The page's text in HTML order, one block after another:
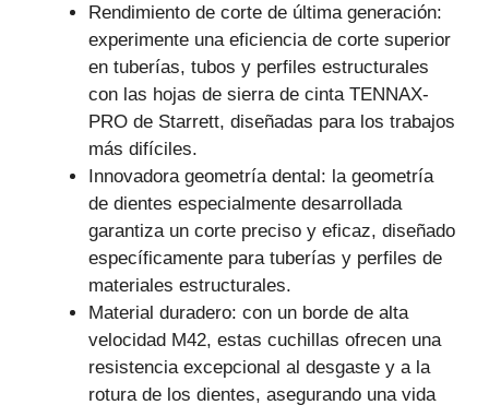
Rendimiento de corte de última generación:
experimente una eficiencia de corte superior
en tuberías, tubos y perfiles estructurales
con las hojas de sierra de cinta TENNAX-
PRO de Starrett, diseñadas para los trabajos
más difíciles.
Innovadora geometría dental: la geometría
de dientes especialmente desarrollada
garantiza un corte preciso y eficaz, diseñado
específicamente para tuberías y perfiles de
materiales estructurales.
Material duradero: con un borde de alta
velocidad M42, estas cuchillas ofrecen una
resistencia excepcional al desgaste y a la
rotura de los dientes, asegurando una vida